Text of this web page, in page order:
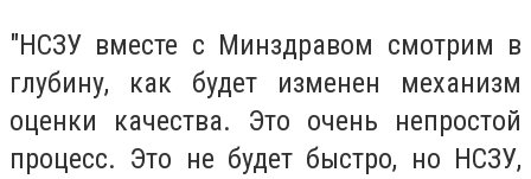
"НСЗУ вместе с Минздравом смотрим в
глубину, как будет изменен механизм
оценки качества. Это очень непростой
процесс. Это не будет быстро, но НСЗУ,